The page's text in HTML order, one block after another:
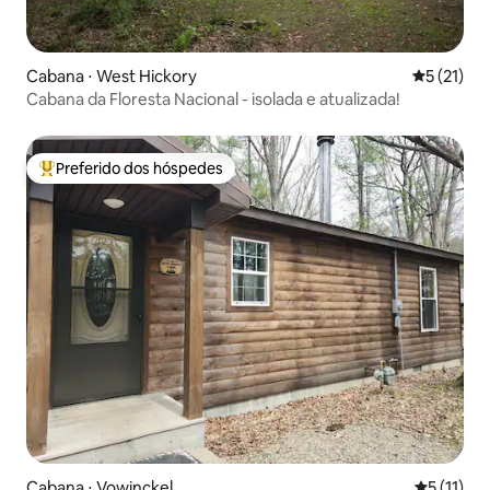
Cabana ⋅ West Hickory 5 de uma
5 (21)
Cabana da Floresta Nacional - isolada e atualizada!
Entre os melhores preferidos dos hóspedes
Preferido dos hóspedes